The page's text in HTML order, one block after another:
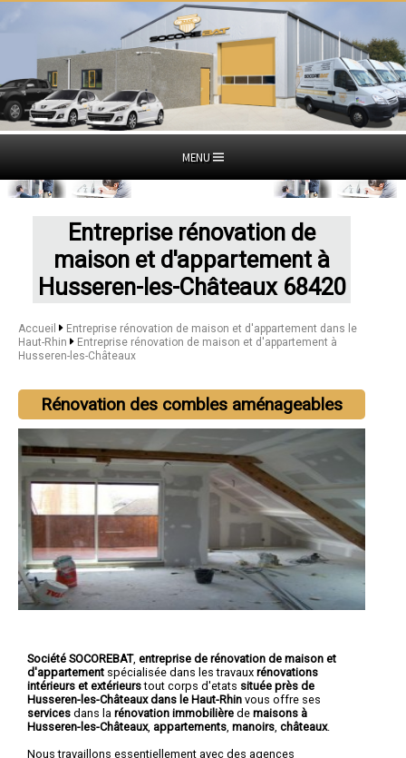
MENU
Entreprise rénovation de
maison et d'appartement à
Husseren-les-Châteaux 68420
Accueil
Entreprise rénovation de maison et d'appartement dans le
Haut-Rhin
Entreprise rénovation de maison et d'appartement à
Husseren-les-Châteaux
Rénovation des combles aménageables
Société SOCOREBAT, entreprise de rénovation de maison et
d'appartement spécialisée dans les travaux rénovations
intérieurs et extérieurstout corps d'etats située près de
Husseren-les-Châteaux dans le Haut-Rhin vous offre ses
services dans la rénovation immobilière de maisons à
Husseren-les-Châteaux, appartements manoirs châteaux.
Nous travaillons essentiellement avec des agences